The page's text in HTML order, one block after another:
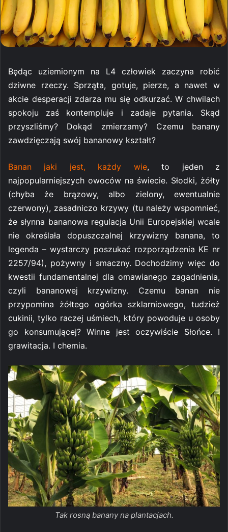
Będąc uziemionym na L4 człowiek zaczyna robić
dziwne rzeczy. Sprząta, gotuje, pierze, a nawet w
akcie desperacji zdarza mu się odkurzać. W chwilach
spokoju zaś kontempluje i zadaje pytania. Skąd
przyszliśmy? Dokąd zmierzamy? Czemu banany
zawdzięczają swój bananowy kształt?
Banan jaki jest, każdy wie, to jeden z
najpopularniejszych owoców na świecie. Słodki, żółty
(chyba że brązowy, albo zielony, ewentualnie
czerwony), zasadniczo krzywy (tu należy wspomnieć,
że słynna bananowa regulacja Unii Europejskiej wcale
nie określała dopuszczalnej krzywizny banana, to
legenda – wystarczy poszukać rozporządzenia KE nr
2257/94), pożywny i smaczny. Dochodzimy więc do
kwestii fundamentalnej dla omawianego zagadnienia,
czyli bananowej krzywizny. Czemu banan nie
przypomina żółtego ogórka szklarniowego, tudzież
cukinii, tylko raczej uśmiech, który powoduje u osoby
go konsumującej? Winne jest oczywiście Słońce. I
grawitacja. I chemia.
Tak rosną banany na plantacjach.